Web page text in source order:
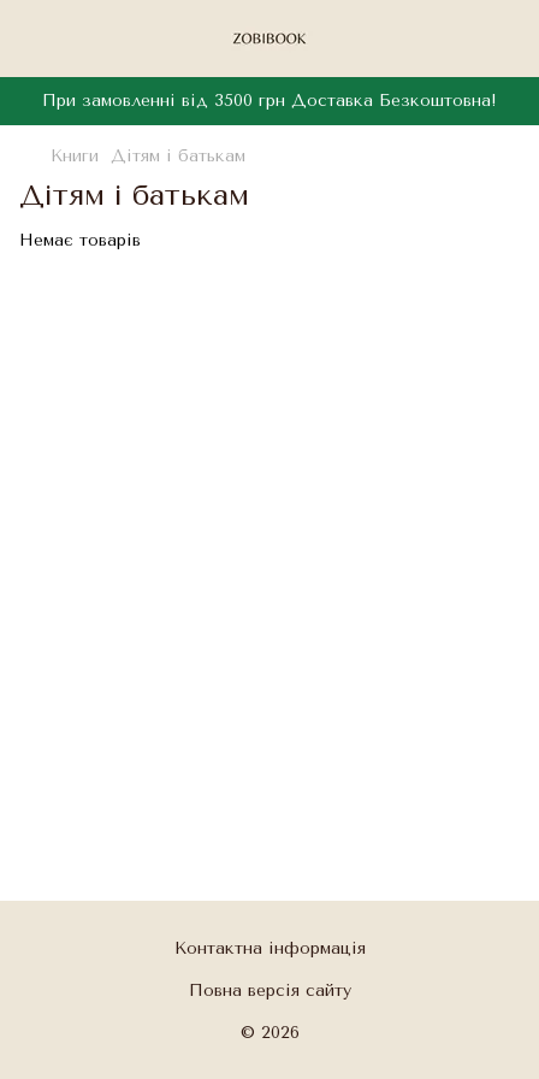
При замовленні від 3500 грн Доставка Безкоштовна!
Книги Дітям і батькам
Дітям і батькам
Немає товарів
Контактна інформація
Повна версія сайту
© 2026